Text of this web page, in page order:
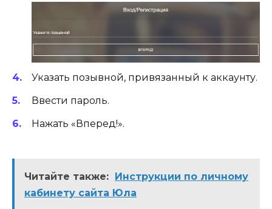
Указать позывной, привязанный к аккаунту.
Ввести пароль.
Нажать «Вперед!».
Читайте также: Инструкции по личному
кабинету сайта Юла